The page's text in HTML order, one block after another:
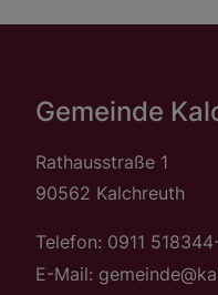
Gemeinde
Rathausstraße 1
90562 Kalchreuth
Telefon: 0911
E-Mail: